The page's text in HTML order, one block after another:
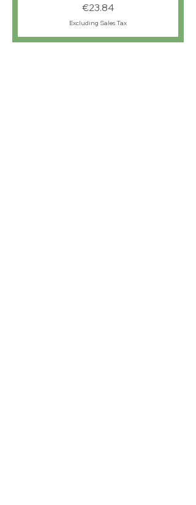
Price
€23.84
Excluding Sales Tax